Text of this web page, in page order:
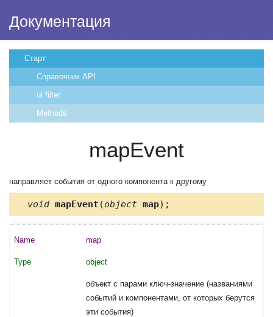
Документация
Старт
Справочник API
ui.filter
Methods
mapEvent
направляет события от одного компонента к другому
void mapEvent (object map);
map
object
объект с парами ключ-значение (названиями
событий и компонентами, от которых берутся
эти события)